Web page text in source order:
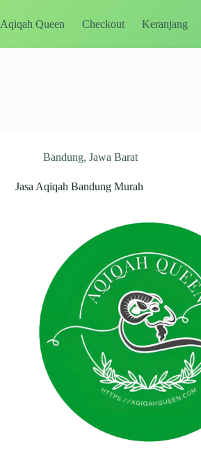
Aqiqah Queen Checkout Keranjang
Bandung,Jawa Barat
Jasa Aqiqah Bandung Murah